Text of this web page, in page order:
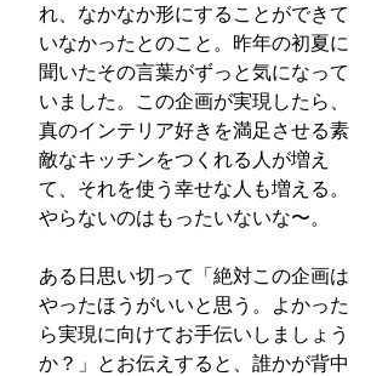
れ、なかなか形にすることができて
いなかったとのこと。昨年の初夏に
聞いたその言葉がずっと気になって
いました。この企画が実現したら、
真のインテリア好きを満足させる素
敵なキッチンをつくれる人が増え
て、それを使う幸せな人も増える。
やらないのはもったいないな〜。
ある日思い切って「絶対この企画は
やったほうがいいと思う。よかった
ら実現に向けてお手伝いしましょう
か？」とお伝えすると、誰かが背中